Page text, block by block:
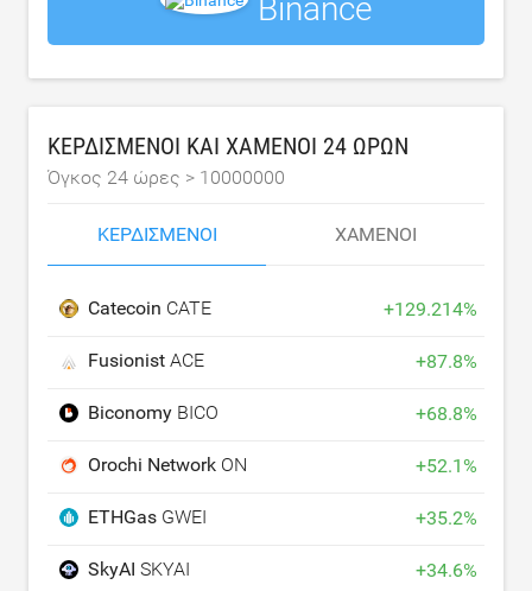
Binance
ΚΕΡΔΙΣΜΈΝΟΙ ΚΑΙ ΧΑΜΈΝΟΙ 24 ΩΡΏΝ
Όγκος 24 ώρες > 10000000
ΚΕΡΔΙΣΜΈΝΟΙ ΧΑΜΈΝΟΙ
Catecoin CATE +129.214%
Fusionist ACE +87.8%
Biconomy BICO +68.8%
Orochi Network ON +52.1%
ETHGas GWEI +35.2%
SkyAI SKYAI +34.6%